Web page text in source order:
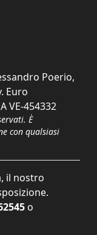
Poerio,
Euro
VE-454332
È
con qualsiasi
il nostro
o